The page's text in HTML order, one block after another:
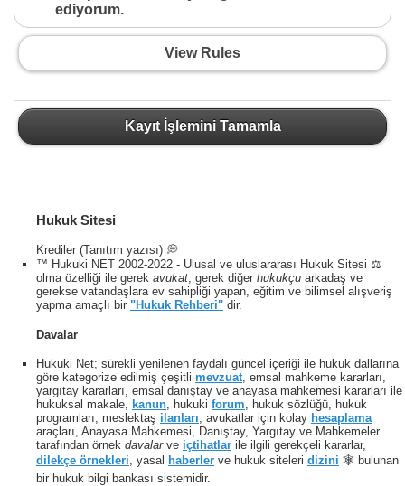
ediyorum.
View Rules
Kayıt İşlemini Tamamla
Hukuk Sitesi
Krediler (Tanıtım yazısı) 💭
™ Hukuki NET 2002-2022 - Ulusal ve uluslararası Hukuk Sitesi ⚖️
olma özelliği ile gerek avukat, gerek diğer hukukçu arkadaş ve
gerekse vatandaşlara ev sahipliği yapan, eğitim ve bilimsel alışveriş
yapma amaçlı bir "Hukuk Rehberi" dir.
Davalar
Hukuki Net; sürekli yenilenen faydalı güncel içeriği ile hukuk dallarına
göre kategorize edilmiş çeşitli mevzuat , emsal mahkeme kararları,
yargıtay kararları, emsal danıştay ve anayasa mahkemesi kararları ile
hukuksal makale,
kanun , hukuki forum , hukuk sözlüğü, hukuk
programları, meslektaş ilanları , avukatlar için kolay hesaplama
araçları, Anayasa Mahkemesi, Danıştay, Yargıtay ve Mahkemeler
tarafından örnek davalarve içtihatlar ile ilgili gerekçeli kararlar,
dilekçe örnekleri , yasal haberler ve hukuk siteleri dizini 🕸 bulunan
bir hukuk bilgi bankası sistemidir.